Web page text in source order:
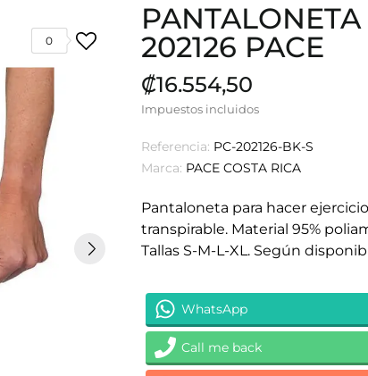
0
202126 PACE
₡16.554,50
Impuestos incluidos
Referencia: PC-202126-BK-S
Marca: PACE COSTA RICA
Pantaloneta para hacer
transpirable. Material 95%
Tallas S-M-L-XL. Según
WhatsApp
Call me back